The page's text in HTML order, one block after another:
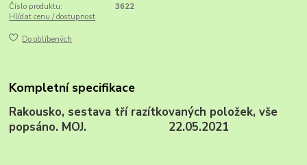
Číslo produktu:
3622
Hlídat cenu / dostupnost
Do oblíbených
Kompletní specifikace
Rakousko, sestava tří razítkovaných položek, vše
popsáno. MOJ. 22.05.2021